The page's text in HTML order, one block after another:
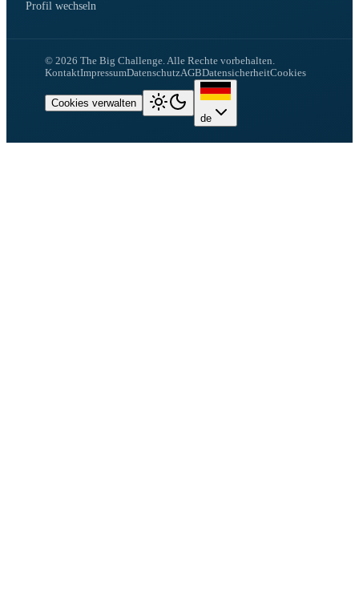
Profil wechseln
© 2026 The Big Challenge.Alle Rechte vorbehalten.
KontaktImpressumDatenschutzAGBDatensicherheitCookies
Cookies verwalten
de